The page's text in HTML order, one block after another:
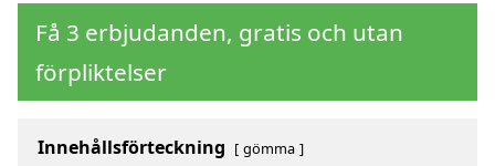
Få 3 erbjudanden, gratis och utan
förpliktelser
Innehållsförteckning gömma